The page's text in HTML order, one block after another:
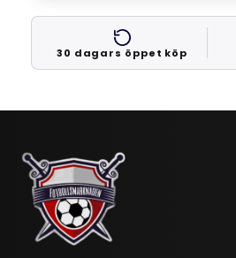
30 dagars öppet köp